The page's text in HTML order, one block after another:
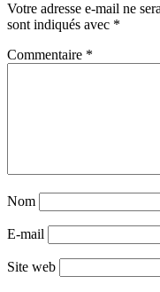
Votre adresse e-mail ne
sont indiqués avec *
Commentaire *
Nom
E-mail
Site web